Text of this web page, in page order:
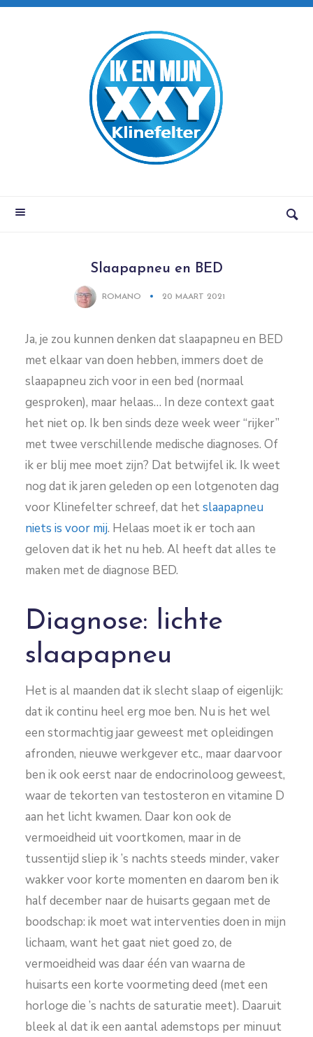
Slaapapneu en BED
ROMANO 20 MAART 2021
Ja, je zou kunnen denken dat slaapapneu en BED
met elkaar van doen hebben, immers doet de
slaapapneu zich voor in een bed (normaal
gesproken), maar helaas… In deze context gaat
het niet op. Ik ben sinds deze week weer “rijker”
met twee verschillende medische diagnoses. Of
ik er blij mee moet zijn? Dat betwijfel ik. Ik weet
nog dat ik jaren geleden op een lotgenoten dag
voor Klinefelter schreef, dat hetslaapapneu
niets is voor mij. Helaas moet ik er toch aan
geloven dat ik het nu heb. Al heeft dat alles te
maken met de diagnose BED.
Diagnose: lichte
slaapapneu
Het is al maanden dat ik slecht slaap of eigenlijk:
dat ik continu heel erg moe ben. Nu is het wel
een stormachtig jaar geweest met opleidingen
afronden, nieuwe werkgever etc., maar daarvoor
ben ik ook eerst naar de endocrinoloog geweest,
waar de tekorten van testosteron en vitamine D
aan het licht kwamen. Daar kon ook de
vermoeidheid uit voortkomen, maar in de
tussentijd sliep ik ’s nachts steeds minder, vaker
wakker voor korte momenten en daarom ben ik
half december naar de huisarts gegaan met de
boodschap: ik moet wat interventies doen in mijn
lichaam, want het gaat niet goed zo, de
vermoeidheid was daar één van waarna de
huisarts een korte voormeting deed (met een
horloge die ’s nachts de saturatie meet). Daaruit
bleek al dat ik een aantal ademstops per minuut